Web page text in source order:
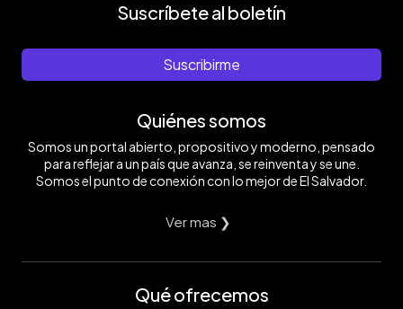
Suscríbete al boletín
Suscribirme
Quiénes somos
Somos un portal abierto, propositivo y moderno, pensado
para reflejar a un país que avanza, se reinventa y se une.
Somos el punto de conexión con lo mejor de El Salvador.
Ver mas ❯
Qué ofrecemos